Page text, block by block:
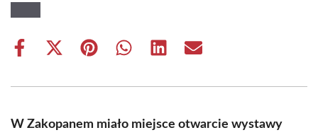
Share
Share
(Twitter)
Share Share Share Share
W Zakopanem miało miejsce otwarcie wystawy